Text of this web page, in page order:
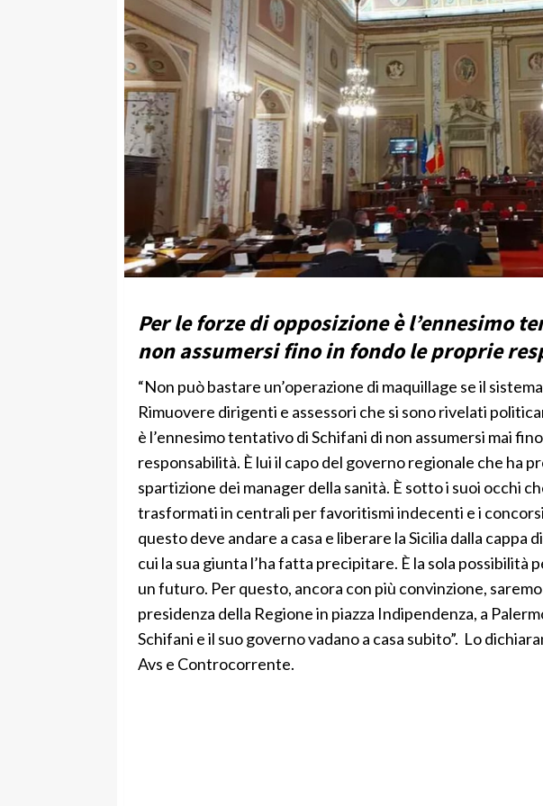
Per le forze di opposizione è l’ennesimo
non assumersi fino in fondo le proprie
“Non può bastare un’operazione di maquillage se il
Rimuovere dirigenti e assessori che si sono rivelati
è l’ennesimo tentativo di Schifani di non assumersi mai
responsabilità. È lui il capo del governo regionale che ha
spartizione dei manager della sanità. È sotto i suoi occhi
trasformati in centrali per favoritismi indecenti e i
questo deve andare a casa e liberare la Sicilia dalla cappa
cui la sua giunta l’ha fatta precipitare. È la sola possibilità
un futuro. Per questo, ancora con più convinzione,
presidenza della Regione in piazza Indipendenza, a
Schifani e il suo governo vadano a casa subito”. Lo
Avs e Controcorrente.